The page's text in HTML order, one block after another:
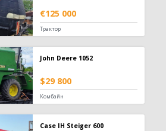
€125 000
Трактор
John Deere 1052
$29 800
Комбайн
Case IH Steiger 600